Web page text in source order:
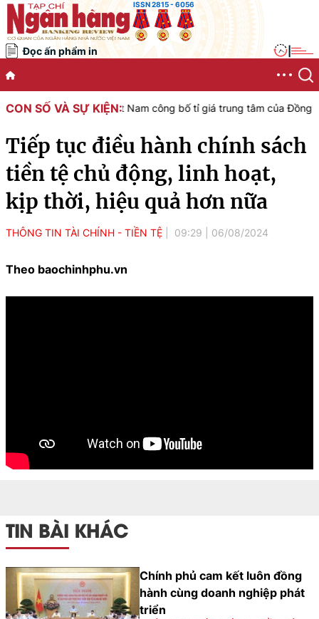
ISSN 2815 - 6056
Đọc ấn phẩm in
CON SỐ VÀ SỰ KIỆN:
Nhà nước Việt Nam công bố tỉ giá trung tâm của Đồng Việt Nam
Tiếp tục điều hành chính sách
tiền tệ chủ động, linh hoạt,
kịp thời, hiệu quả hơn nữa
THÔNG TIN TÀI CHÍNH - TIỀN TỆ 09:29 06/08/2024
Theo baochinhphu.vn
TIN BÀI KHÁC
Chính phủ cam kết luôn đồng
hành cùng doanh nghiệp phát
triển